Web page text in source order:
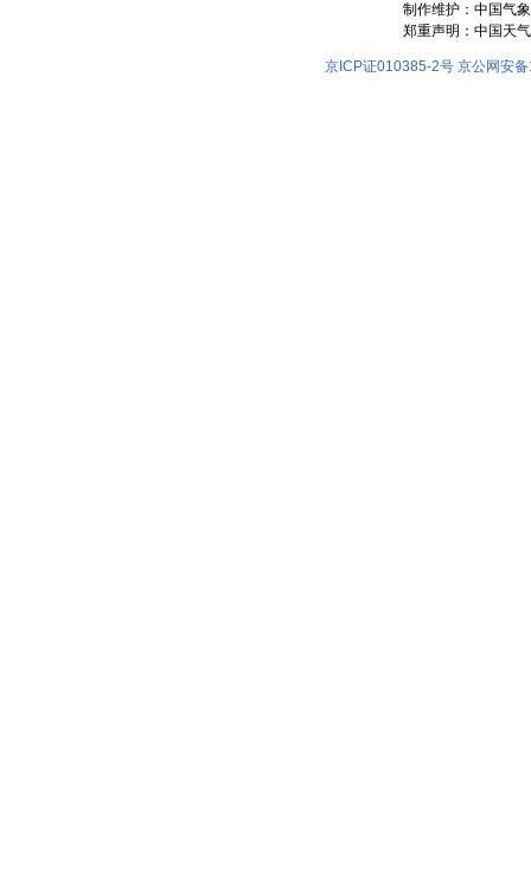
制作维护：中国气
郑重声明：中国天
京ICP证010385-2号 京公网安